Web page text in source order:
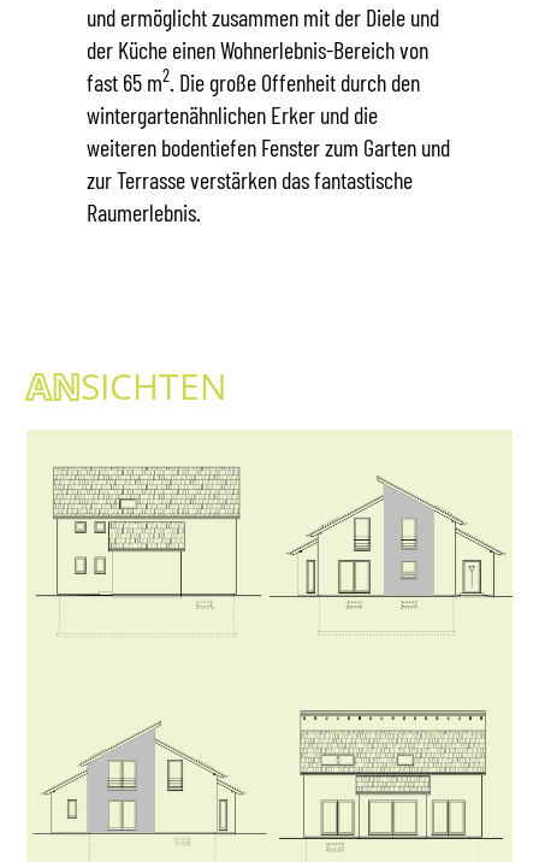
und ermöglicht zusammen mit der Diele und
der Küche einen Wohnerlebnis-Bereich von
fast 65 m2. Die große Offenheit durch den
wintergartenähnlichen Erker und die
weiteren bodentiefen Fenster zum Garten und
zur Terrasse verstärken das fantastische
Raumerlebnis.
ANSICHTEN